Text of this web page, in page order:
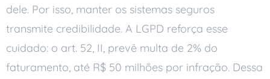
dele. Por isso, manter os sistemas seguros
transmite credibilidade. A LGPD reforça esse
cuidado: o art. 52, II, prevê multa de 2% do
faturamento, até R$ 50 milhões por infração. Dessa